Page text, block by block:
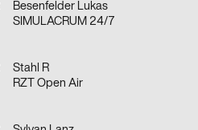
Besenfelder Lukas
SIMULACRUM 24/7
Stahl R
RZT Open Air